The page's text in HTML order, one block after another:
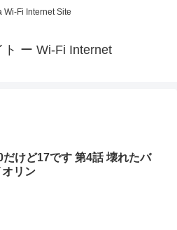
Wi-Fi Internet Site
ト ー Wi-Fi Internet
だけど17です 第4話 壊れたバ
オリン